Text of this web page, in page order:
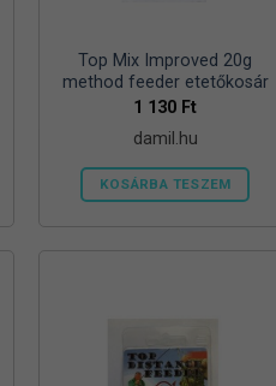
Top Mix Improved 20g
method feeder etetőkosár
1 130 Ft
damil.hu
KOSÁRBA TESZEM